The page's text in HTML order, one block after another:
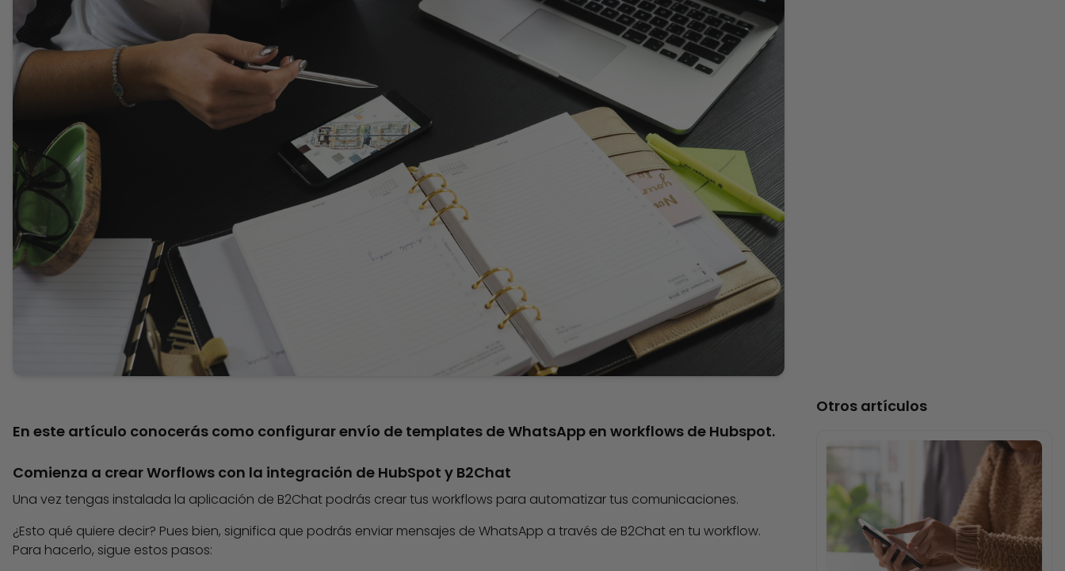
En este artículo conocerás como configurar envío de templates de WhatsApp en workflows de Hubspot.
Comienza a crear Worflows con la integración de HubSpot y B2Chat
Una vez tengas instalada la aplicación de B2Chat podrás crear tus workflows para automatizar tus comunicaciones.
¿Esto qué quiere decir? Pues bien, significa que podrás enviar mensajes de WhatsApp a través de B2Chat en tu workflow.
Para hacerlo, sigue estos pasos:
Otros artículos